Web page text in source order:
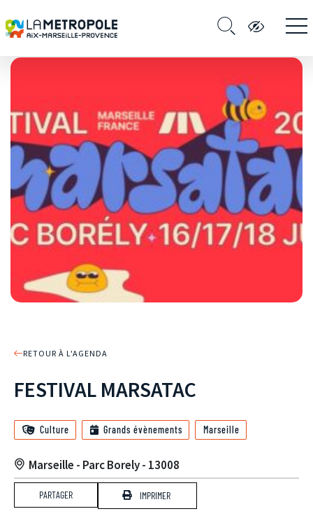
RETOUR À L'AGENDA
FESTIVAL MARSATAC
Culture Grands évènements Marseille
Marseille - Parc Borely - 13008
PARTAGER IMPRIMER